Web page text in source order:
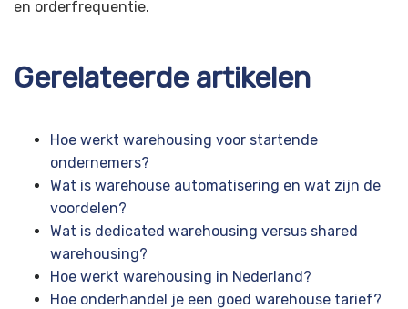
en orderfrequentie.
Gerelateerde artikelen
Hoe werkt warehousing voor startende
ondernemers?
Wat is warehouse automatisering en wat zijn de
voordelen?
Wat is dedicated warehousing versus shared
warehousing?
Hoe werkt warehousing in Nederland?
Hoe onderhandel je een goed warehouse tarief?